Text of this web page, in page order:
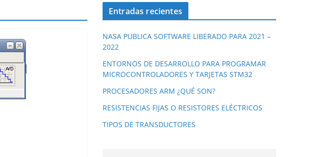
Entradas recientes
NASA PUBLICA SOFTWARE LIBERADO PARA 2021 –
2022
ENTORNOS DE DESARROLLO PARA PROGRAMAR
MICROCONTROLADORES Y TARJETAS STM32
PROCESADORES ARM ¿QUÉ SON?
RESISTENCIAS FIJAS O RESISTORES ELÉCTRICOS
TIPOS DE TRANSDUCTORES